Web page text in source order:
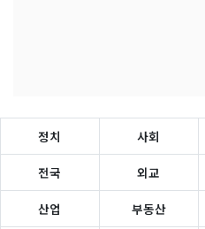
정치 사회
전국 외교
산업 부동산